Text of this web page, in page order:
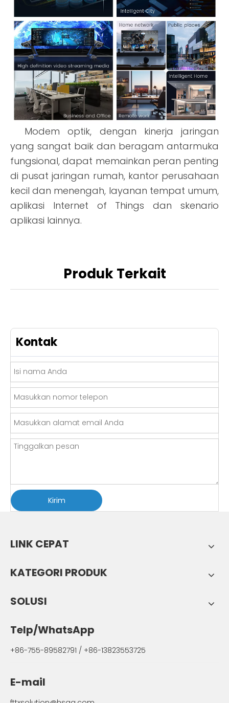
Modem optik, dengan kinerja jaringan
yang sangat baik dan beragam antarmuka
fungsional, dapat memainkan peran penting
di pusat jaringan rumah, kantor perusahaan
kecil dan menengah, layanan tempat umum,
aplikasi Internet of Things dan skenario
aplikasi lainnya.
Produk Terkait
Kontak
Kirim
LINK CEPAT
KATEGORI PRODUK
SOLUSI
Telp/WhatsApp
+86-755-89582791 / +86-13823553725
E-mail